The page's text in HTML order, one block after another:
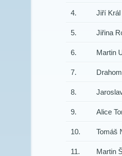
4. Jiří Král
5. Jiřina
6. Martin
7.
8.
9. Alice
10. Tomáš
11. Martin